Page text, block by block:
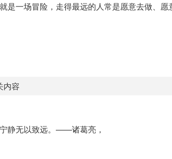
是一场冒险，走得最远的人常是愿意去做、愿
内容
静无以致远。——诸葛亮，